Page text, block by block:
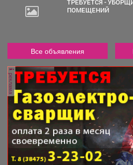
ТРЕБУЕТСЯ - УБОРЩИК СЛУЖЕБНЫХ
ПОМЕЩЕНИЙ
Все объявления
реклама